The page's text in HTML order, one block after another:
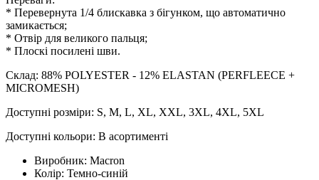
* Перевернута 1/4 блискавка з бігунком, що автоматично
замикається;
* Отвір для великого пальця;
* Плоскі посилені шви.
Склад: 88% POLYESTER - 12% ELASTAN (PERFLEECE +
MICROMESH)
Доступні розміри: S, M, L, XL, XXL, 3XL, 4XL, 5XL
Доступні кольори: В асортименті
Виробник: Macron
Колір: Темно-синій